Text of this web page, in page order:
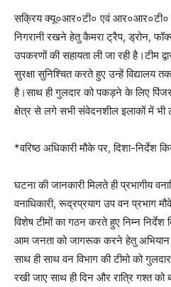
सक्रिय क्यू०आर०टी० एवं आर०आर०टी०
निगरानी रखने हेतु कैमरा ट्रैप, ड्रोन,
उपकरणों की सहायता ली जा रही है।टीम
सुरक्षा सुनिश्चित करते हुए उन्हें विद्यालय
है।साथ ही गुलदार को पकड़ने के लिए
क्षेत्र से लगे सभी संवेदनशील इलाकों में भी
*वरिष्ठ अधिकारी मौके पर, दिशा-निर्देश
घटना की जानकारी मिलते ही प्रभागीय
वनाधिकारी, रूद्रप्रयाग उप वन प्रभाग
विशेष टीमों का गठन करते हुए निम्न निर्देश
आम जनता को जागरूक करने हेतु
साथ ही साथ वन विभाग की टीमो को गुलदार
रखी जाए साथ ही दिन और रात्रि गश्त को